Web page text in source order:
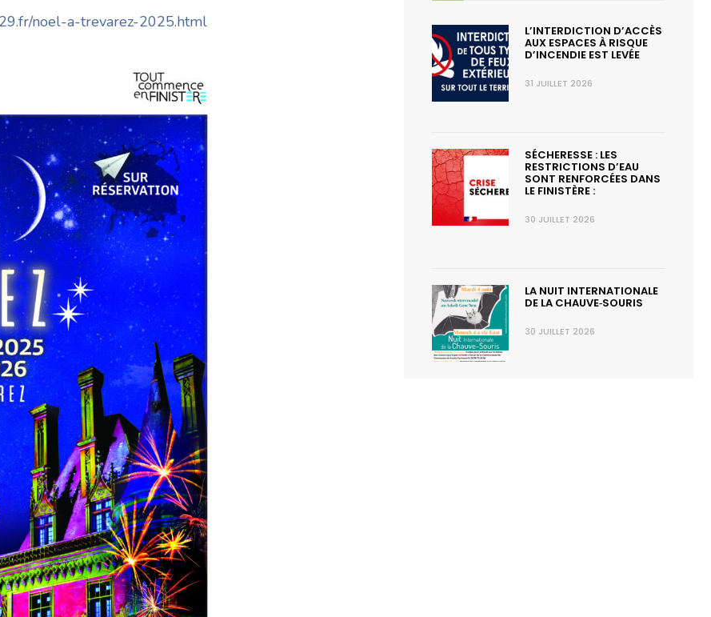
noel-a-trevarez-2025.html L’INTERDICTION D’ACCÈS
AUX ESPACES À RISQUE
D’INCENDIE EST LEVÉE
31 JUILLET 2026
SÉCHERESSE : LES
RESTRICTIONS D’EAU
SONT RENFORCÉES DANS
LE FINISTÈRE :
30 JUILLET 2026
LA NUIT INTERNATIONALE
DE LA CHAUVE‑SOURIS
30 JUILLET 2026